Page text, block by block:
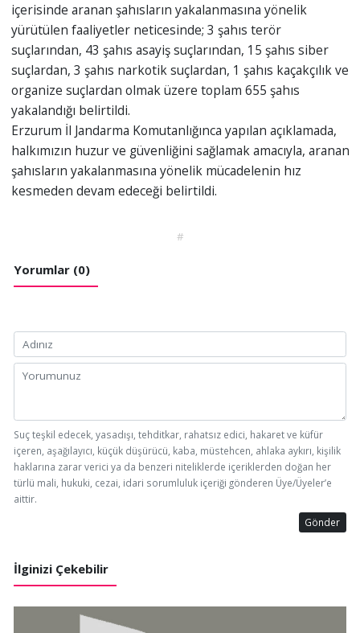
içerisinde aranan şahısların yakalanmasına yönelik
yürütülen faaliyetler neticesinde; 3 şahıs terör
suçlarından, 43 şahıs asayiş suçlarından, 15 şahıs siber
suçlardan, 3 şahıs narkotik suçlardan, 1 şahıs kaçakçılık ve
organize suçlardan olmak üzere toplam 655 şahıs
yakalandığı belirtildi.
Erzurum İl Jandarma Komutanlığınca yapılan açıklamada,
halkımızın huzur ve güvenliğini sağlamak amacıyla, aranan
şahısların yakalanmasına yönelik mücadelenin hız
kesmeden devam edeceği belirtildi.
#
Yorumlar (0)
Suç teşkil edecek, yasadışı, tehditkar, rahatsız edici, hakaret ve küfür
içeren, aşağılayıcı, küçük düşürücü, kaba, müstehcen, ahlaka aykırı, kişilik
haklarına zarar verici ya da benzeri niteliklerde içeriklerden doğan her
türlü mali, hukuki, cezai, idari sorumluluk içeriği gönderen Üye/Üyeler’e
aittir.
Gönder
İlginizi Çekebilir